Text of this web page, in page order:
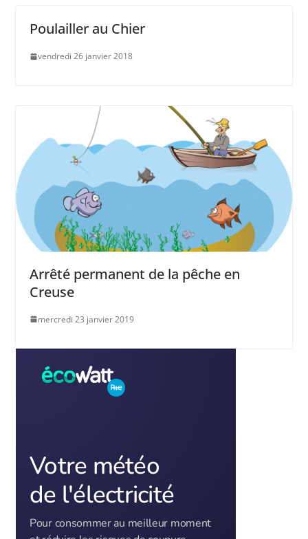
Poulailler au Chier
vendredi 26 janvier 2018
Arrêté permanent de la pêche en
Creuse
mercredi 23 janvier 2019